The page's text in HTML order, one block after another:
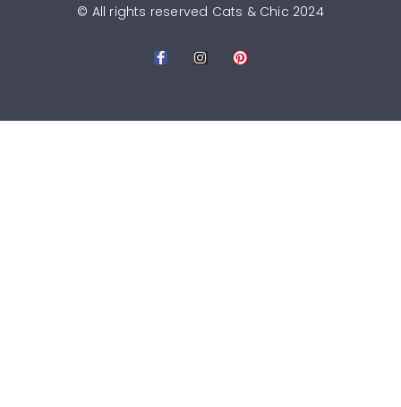
© All rights reserved Cats & Chic 2024